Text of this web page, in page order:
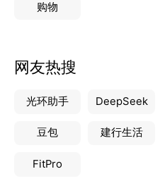
购物
网友热搜
光环助手 DeepSeek
豆包 建行生活
FitPro